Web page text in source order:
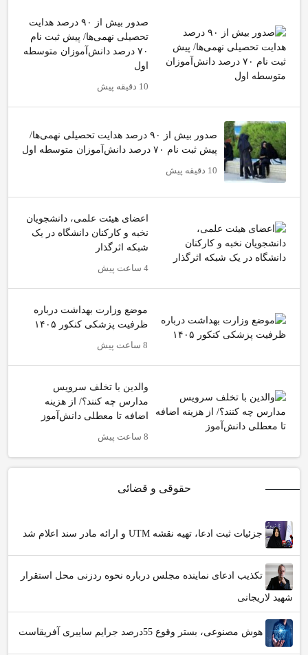
صدور بیش از ۹۰ درصد هدایت
تحصیلی نهمی‌ها/ پیش ثبت نام
۷۰ درصد دانش‌آموزان متوسطه
اول
10 دقیقه پیش
صدور بیش از ۹۰ درصد هدایت تحصیلی نهمی‌ها/
پیش ثبت نام ۷۰ درصد دانش‌آموزان متوسطه اول
10 دقیقه پیش
اعضای هیئت علمی، دانشجویان
نخبه و کارکنان دانشگاه در یک
شبکه‌ اثرگذار
4 ساعت پیش
موضع وزارت بهداشت درباره
ظرفیت پزشکی کنکور ۱۴۰۵
8 ساعت پیش
والدین با تخلف سرویس
مدارس چه کنند؟/ از هزینه
اضافه تا معطلی دانش‌آموز
8 ساعت پیش
حقوقی و قضائی
جزئیات ثبت ادعا، تهیه نقشه UTM و ارائه مادر سند اعلام شد
تکذیب ادعای نماینده مجلس درباره نحوه ردزنی محل استقرار
شهید لاریجانی
هوش مصنوعی، بستر وقوع 55درصد جرایم سایبری آفریقاست